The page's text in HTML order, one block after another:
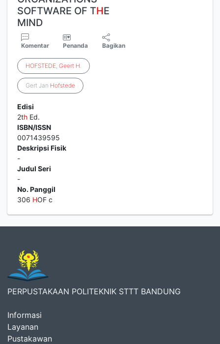
SOFTWARE OF THE
MIND
Komentar Penanda Bagikan
HOFSTEDE, Geert H.
Gert Jan Hofstede
Edisi
2th Ed.
ISBN/ISSN
0071439595
Deskripsi Fisik
-
Judul Seri
-
No. Panggil
306 HOF c
PERPUSTAKAAN POLITEKNIK STTT BANDUNG
Informasi
Layanan
Pustakawan